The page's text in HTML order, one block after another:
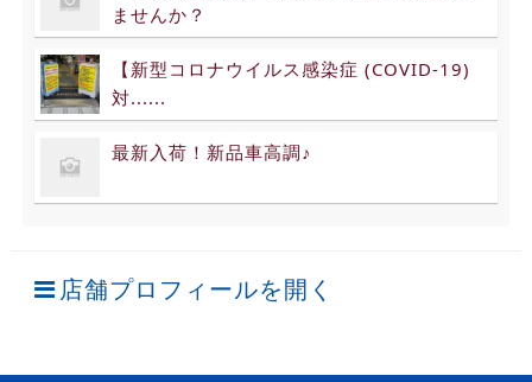
ませんか？
【新型コロナウイルス感染症 (COVID-19)
対......
最新入荷！新品車高調♪
店舗プロフィールを開く